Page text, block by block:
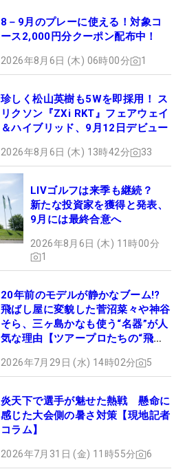
8－9月のプレーに使える！対象コ
ース2,000円分クーポン配布中！
2026年8月6日 (木) 06時00分 1
珍しく松山英樹も5Wを即採用！ ス
リクソン『ZXi RKT』フェアウェイ
＆ハイブリッド、9月12日デビュー
2026年8月6日 (木) 13時42分 33
LIVゴルフは来季も継続？
新たな投資家を獲得と発表、
9月には最終合意へ
2026年8月6日 (木) 11時00分
1
20年前のモデルが静かなブーム!?
飛ばし屋に変貌した菅沼菜々や神谷
そら、三ヶ島かなも使う“名器”が人
気な理由【ツアープロたちの“飛ば
2026年7月29日 (水) 14時02分 5
炎天下で選手が魅せた熱戦 懸命に
感じた大会側の暑さ対策【現地記者
コラム】
2026年7月31日 (金) 11時55分 6